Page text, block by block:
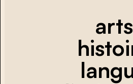
arts